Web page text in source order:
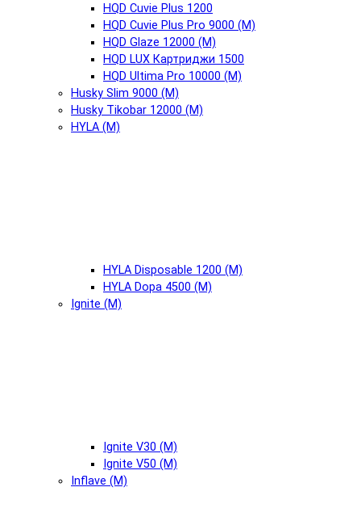
HQD Cuvie Plus 1200
HQD Cuvie Plus Pro 9000 (М)
HQD Glaze 12000 (М)
HQD LUX Картриджи 1500
HQD Ultima Pro 10000 (М)
Husky Slim 9000 (М)
Husky Tikobar 12000 (М)
HYLA (М)
HYLA Disposable 1200 (М)
HYLA Dopa 4500 (М)
Ignite (М)
Ignite V30 (М)
Ignite V50 (М)
Inflave (М)